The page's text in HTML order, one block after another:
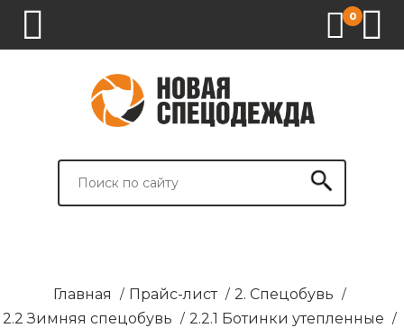
0
СПЕЦОДЕЖДА
СПЕЦОБУВЬ
СРЕДСТВА
ВСПОМОГАТЕЛЬНЫЕ
БРЕНДИРОВАНИЕ
Главная / Прайс-лист / 2. Спецобувь /
2.2 Зимняя спецобувь / 2.2.1 Ботинки утепленные /